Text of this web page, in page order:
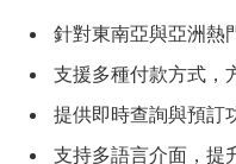
針對東南亞與亞洲熱
支援多種付款方式，
提供即時查詢與預訂
支持多語言介面，提